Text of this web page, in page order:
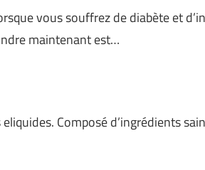
vous souffrez de diabète et
maintenant est…
Composé d’ingrédients